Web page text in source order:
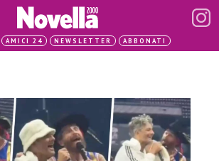
AMICI 24 NEWSLETTER ABBONATI